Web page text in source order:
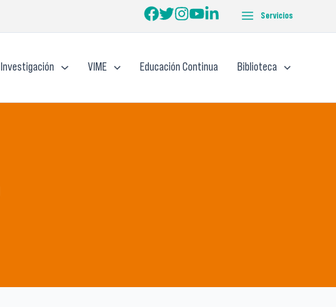
Servicios
Investigación VIME Educación Continua Biblioteca